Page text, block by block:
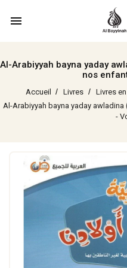
menu
Al-Arabiyyah bayna yaday
nos
Accueil Livres Livres
Al-Arabiyyah bayna yaday
-